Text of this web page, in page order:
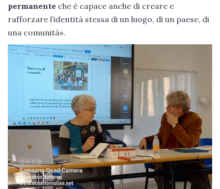
permanente che è capace anche di creare e
rafforzare l’identità stessa di un luogo, di un paese, di
una comunità».